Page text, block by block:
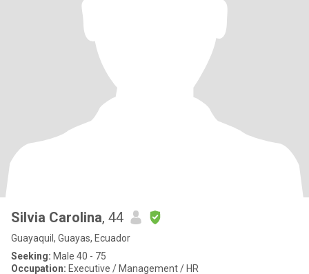
Silvia Carolina, 44
Guayaquil, Guayas, Ecuador
Seeking: Male 40 - 75
Occupation: Executive / Management / HR